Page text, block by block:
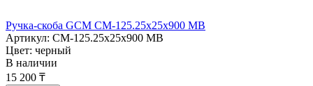
Ручка-скоба GCM CM-125.25x25x900 MB
Артикул: CM-125.25x25x900 MB
Цвет: черный
В наличии
15 200 ₸